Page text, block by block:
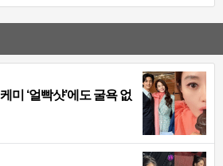
미 ‘얼빡샷’에도 굴욕 없